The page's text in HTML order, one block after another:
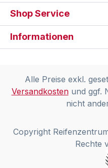
Shop Service
Informationen
Alle Preise exkl.
Versandkostenund ggf.
nicht
Copyright
Rechte